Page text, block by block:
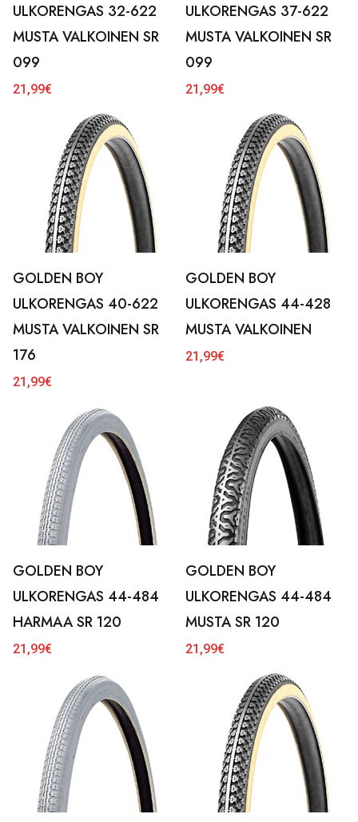
ULKORENGAS 32-622
MUSTA VALKOINEN SR
099
21,99€
ULKORENGAS 37-622
MUSTA VALKOINEN SR
099
21,99€
GOLDEN BOY
ULKORENGAS 40-622
MUSTA VALKOINEN SR
176
21,99€
GOLDEN BOY
ULKORENGAS 44-428
MUSTA VALKOINEN
21,99€
GOLDEN BOY
ULKORENGAS 44-484
HARMAA SR 120
21,99€
GOLDEN BOY
ULKORENGAS 44-484
MUSTA SR 120
21,99€